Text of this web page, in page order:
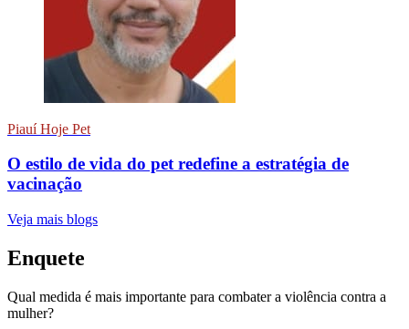
Piauí Hoje Pet
O estilo de vida do pet redefine a estratégia de
vacinação
Veja mais blogs
Enquete
Qual medida é mais importante para combater a violência contra a
mulher?